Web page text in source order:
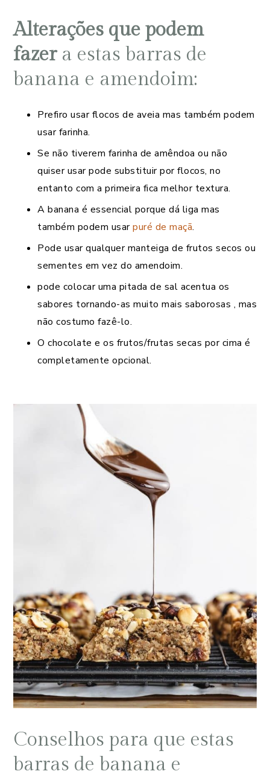
Alterações que podem
fazera estas barras de
banana e amendoim:
Prefiro usar flocos de aveia mas também podem
usar farinha.
Se não tiverem farinha de amêndoa ou não
quiser usar pode substituir por flocos, no
entanto com a primeira fica melhor textura.
A banana é essencial porque dá liga mas
também podem usarpuré de maçã.
Pode usar qualquer manteiga de frutos secos ou
sementes em vez do amendoim.
pode colocar uma pitada de sal acentua os
sabores tornando-as muito mais saborosas , mas
não costumo fazê-lo.
O chocolate e os frutos/frutas secas por cima é
completamente opcional.
Conselhos para que estas
barras de banana e